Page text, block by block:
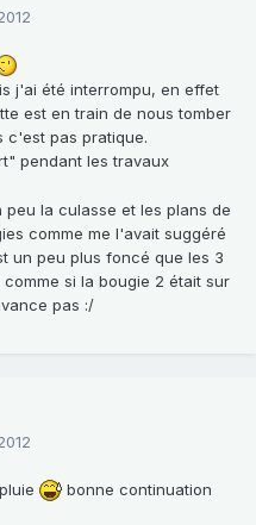
j'ai été interrompu, en effet
est en train de nous tomber
c'est pas pratique.
pendant les travaux
la culasse et les plans de
comme me l'avait suggéré
un peu plus foncé que les 3
si la bougie 2 était sur
pas :/
bonne continuation